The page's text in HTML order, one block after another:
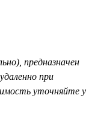
предназначен
при
уточняйте у